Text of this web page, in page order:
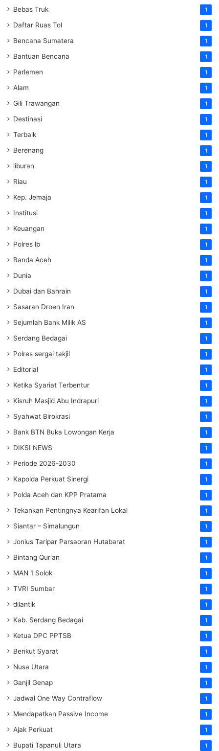
Bebas Truk 1
Daftar Ruas Tol 1
Bencana Sumatera 1
Bantuan Bencana 1
Parlemen 1
Alam 1
Gili Trawangan 1
Destinasi 1
Terbaik 1
Berenang 1
liburan 1
Riau 1
Kep. Jemaja 1
Institusi 1
Keuangan 1
Polres lb 1
Banda Aceh 1
Dunia 1
Dubai dan Bahrain 1
Sasaran Droen Iran 1
Sejumlah Bank Milik AS 1
Serdang Bedagai 1
Polres sergai takjil 1
Editorial 1
Ketika Syariat Terbentur 1
Kisruh Masjid Abu Indrapuri 1
Syahwat Birokrasi 1
Bank BTN Buka Lowongan Kerja 1
DIKSI NEWS 1
Periode 2026-2030 1
Kapolda Perkuat Sinergi 1
Polda Aceh dan KPP Pratama 1
Tekankan Pentingnya Kearifan Lokal 1
Siantar – Simalungun 1
Jonius Taripar Parsaoran Hutabarat 1
Bintang Qur'an 1
MAN 1 Solok 1
TVRI Sumbar 1
dilantik 1
Kab. Serdang Bedagai 1
Ketua DPC PPTSB 1
Berikut Syarat 1
Nusa Utara 1
Ganjil Genap 1
Jadwal One Way Contraflow 1
Mendapatkan Passive Income 1
Ajak Perkuat 1
Bupati Tapanuli Utara 1